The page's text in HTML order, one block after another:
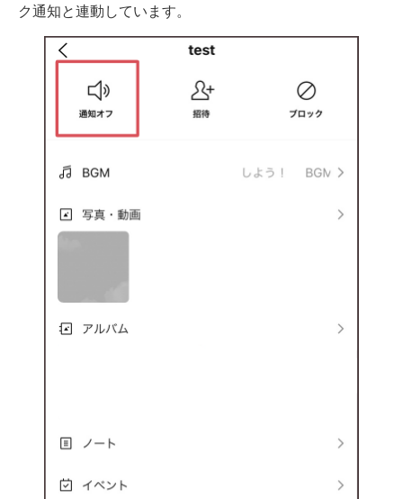
ク通知と連動しています。